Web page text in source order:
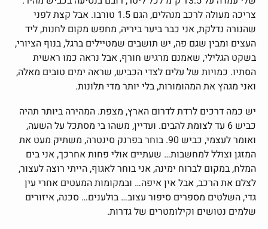
צריכה מעולה לרכב מנהלים, הגם 1.5 טורבו. אבל קצת לפני
שהנורה נדלקת, אני כבר ביער ביריה, מחפש מקום לחנות, ליד
העצים ומבין שגם פה, יש תושבים שמטיילים ברגל, בנוף הציורי,
בשקט הגלילי, שאמנם מרגיש חורף, אבל נראה כמו ראשית
הסתיו. כמויות של עלים לצדי הכביש, שראה ימים טובים מאלה,
ואני מגהץ את המהומורות, בלי יותר מדי תלונות.
יש כמה דרכים לרדת לדרום הארץ, מצפת. המהירה ביותר תהיה
כביש 6 עד לצומת להבים. ועדיין, משהו בי מסתכל על השעה,
ואומר לעצמי, כביש 90. בוחר בפרנק סינטרה, משתיק מעט את
המזגן וצולל למחשבות… שעתיים אולי פחות אחרכך, אני בים
המלח, במקום לברוח ימינה, אני בוחר לאגוף, הייתי רוצה לעצור,
לצלם את הרכב, אבל אין איפה… ובמקומות המעטים אחרי עין
גדי, השלטים מספרים סיפור עצוב… בולענים… סכנה, איזורים
שלמים נטושים וקילומטרים של גדרות.